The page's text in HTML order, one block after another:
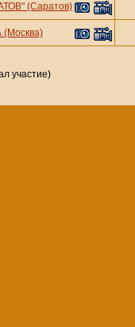
(Саратов)
участие)